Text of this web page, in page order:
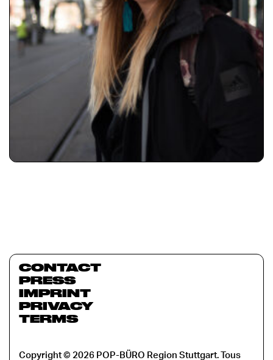
CONTACT
PRESS
IMPRINT
PRIVACY
TERMS
Copyright © 2026 POP-BÜRO Region Stuttgart. Tous